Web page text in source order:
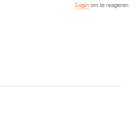
Loginom te reageren